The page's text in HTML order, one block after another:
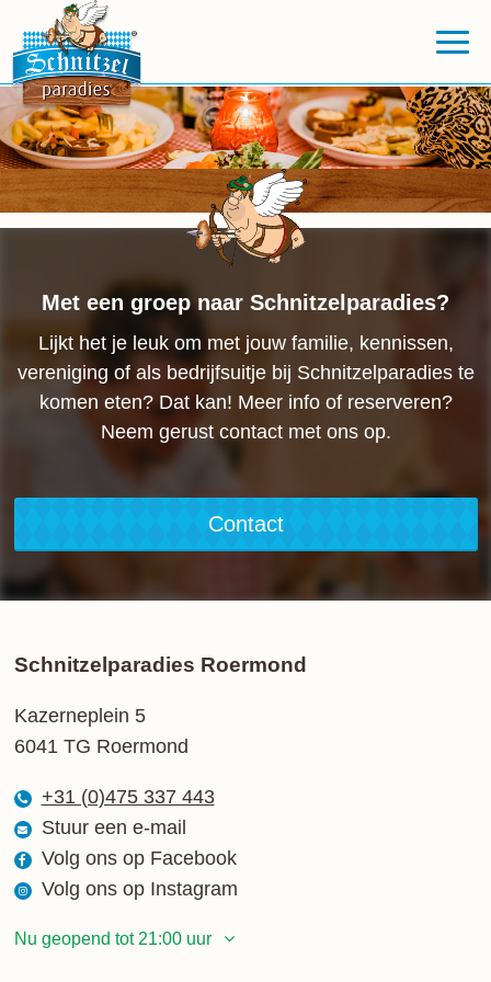
Met een groep naar Schnitzelparadies?
Lijkt het je leuk om met jouw familie, kennissen,
vereniging of als bedrijfsuitje bij Schnitzelparadies te
komen eten? Dat kan! Meer info of reserveren?
Neem gerust contact met ons op.
Contact
Schnitzelparadies Roermond
Kazerneplein 5
6041 TG Roermond
+31 (0)475 337 443
Stuur een e-mail
Volg ons op Facebook
Volg ons op Instagram
Nu geopend tot 21:00 uur